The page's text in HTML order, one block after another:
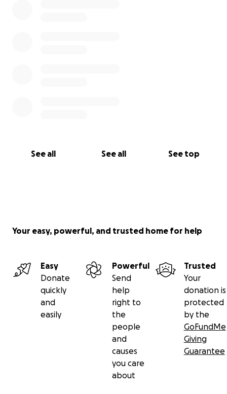
See all See all See top
Your easy, powerful, and trusted home for help
Easy
Donate
quickly
and
easily
Powerful
Send
help
right to
the
people
and
causes
you care
about
Trusted
Your
donation is
protected
by the
GoFundMe
Giving
Guarantee